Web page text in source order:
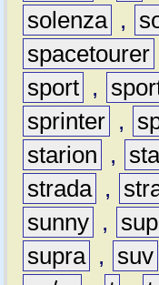
solenza ,
spacetourer
sport ,
sprinter ,
starion
,
strada ,
sunny ,
supra , suv